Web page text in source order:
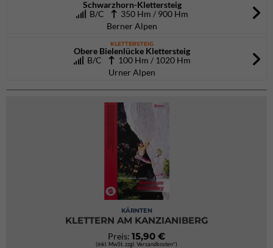
Schwarzhorn-Klettersteig
B/C 350 Hm / 900 Hm
Berner Alpen
KLETTERSTEIG
Obere Bielenlücke Klettersteig
B/C 100 Hm / 1020 Hm
Urner Alpen
KÄRNTEN
KLETTERN AM KANZIANIBERG
Preis: 15,90 €
(inkl. MwSt. zzgl. Versandkosten*)